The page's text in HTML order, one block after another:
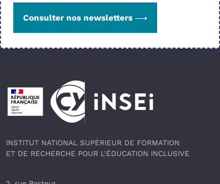
Consulter nos newsletters
Pied de page
INSTITUT NATIONAL SUPÉRIEUR DE FORMATION
ET DE RECHERCHE POUR L'ÉDUCATION INCLUSIVE